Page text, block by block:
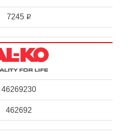
7245 i
46269230
462692